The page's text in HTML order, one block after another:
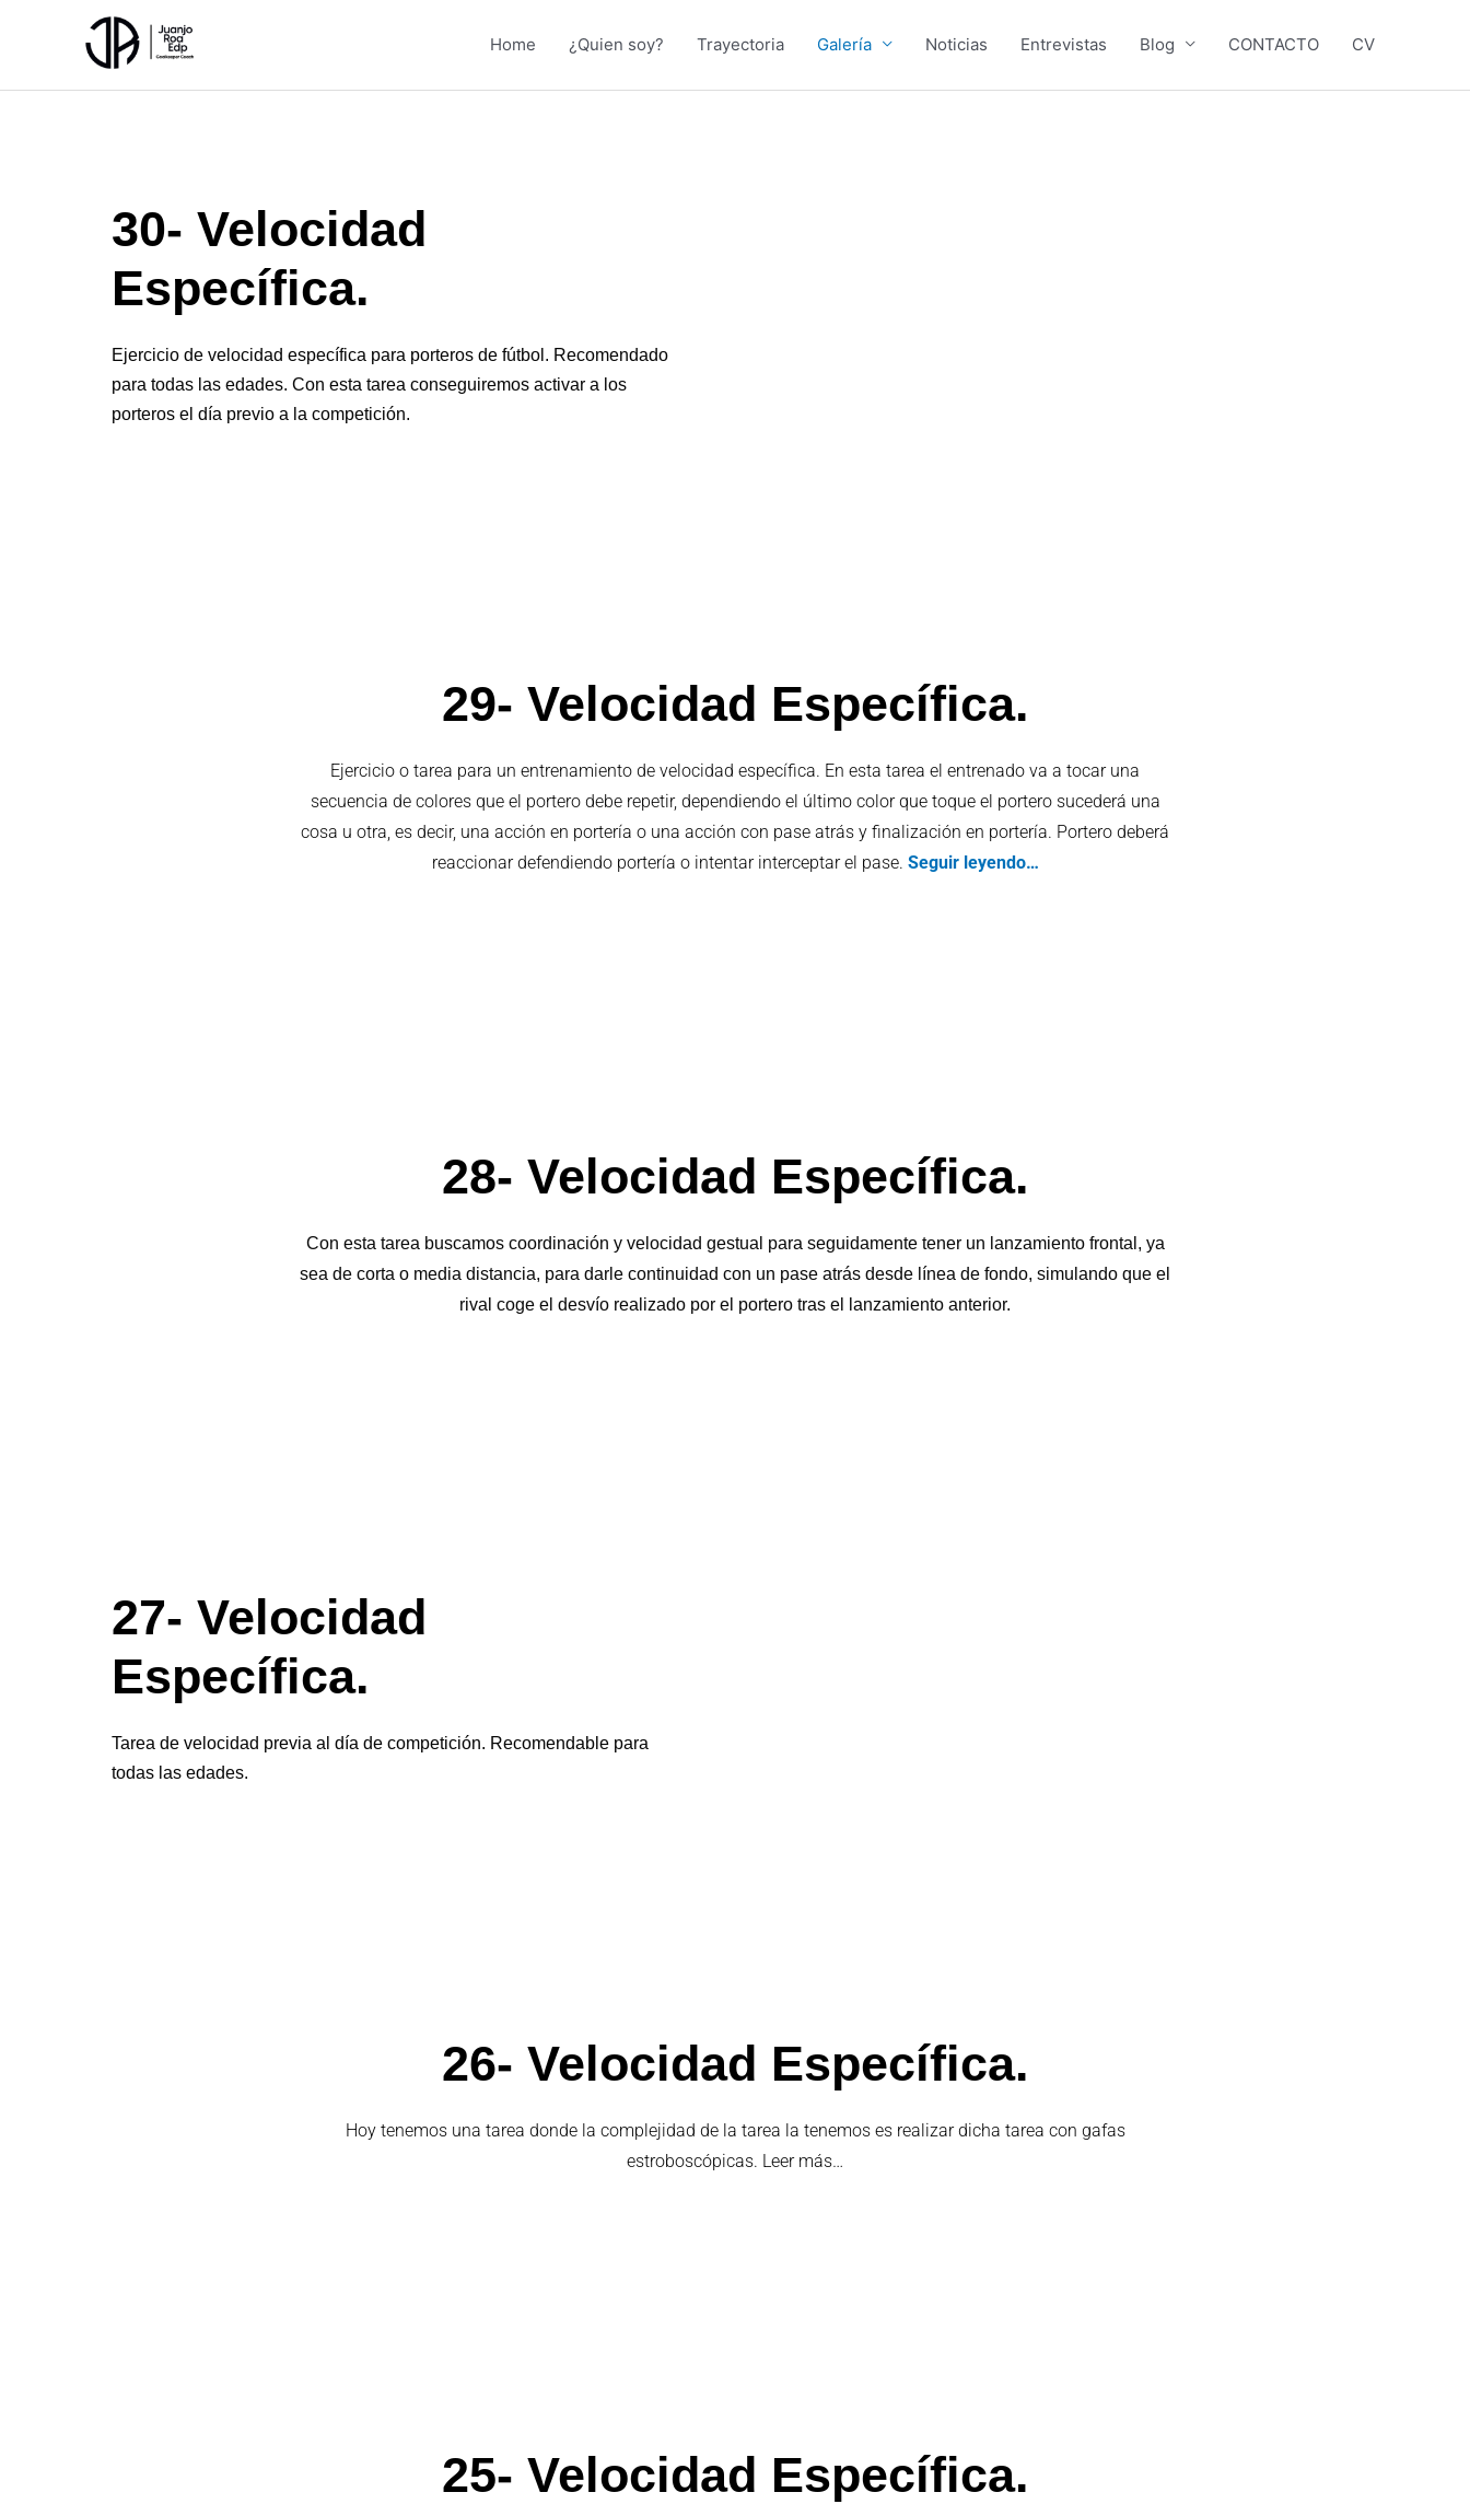
Home ¿Quien soy? Trayectoria Galería Noticias Entrevistas Blog CONTACTO CV
30- Velocidad
Específica.
Ejercicio de velocidad específica para porteros de fútbol. Recomendado
para todas las edades. Con esta tarea conseguiremos activar a los
porteros el día previo a la competición.
29- Velocidad Específica.
Ejercicio o tarea para un entrenamiento de velocidad específica. En esta tarea el entrenado va a tocar una
secuencia de colores que el portero debe repetir, dependiendo el último color que toque el portero sucederá una
cosa u otra, es decir, una acción en portería o una acción con pase atrás y finalización en portería. Portero deberá
reaccionar defendiendo portería o intentar interceptar el pase. Seguir leyendo…
28- Velocidad Específica.
Con esta tarea buscamos coordinación y velocidad gestual para seguidamente tener un lanzamiento frontal, ya
sea de corta o media distancia, para darle continuidad con un pase atrás desde línea de fondo, simulando que el
rival coge el desvío realizado por el portero tras el lanzamiento anterior.
27- Velocidad
Específica.
Tarea de velocidad previa al día de competición. Recomendable para
todas las edades.
26- Velocidad Específica.
Hoy tenemos una tarea donde la complejidad de la tarea la tenemos es realizar dicha tarea con gafas
estroboscópicas. Leer más…
25- Velocidad Específica.